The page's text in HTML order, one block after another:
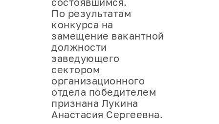
По результатам
конкурса на
замещение вакантной
должности
заведующего
сектором
организационного
отдела победителем
признана Лукина
Анастасия Сергеевна.